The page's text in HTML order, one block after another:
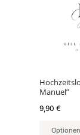
Manuel”
9,90 €